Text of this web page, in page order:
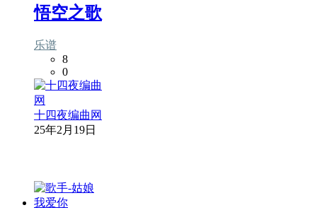
悟空之歌
乐谱
8
0
十四夜编曲网
25年2月19日